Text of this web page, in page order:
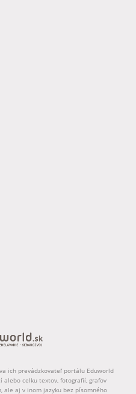
ich prevádzkovateľ portálu Eduworld
alebo celku textov, fotografií, grafov
ale aj v inom jazyku bez písomného